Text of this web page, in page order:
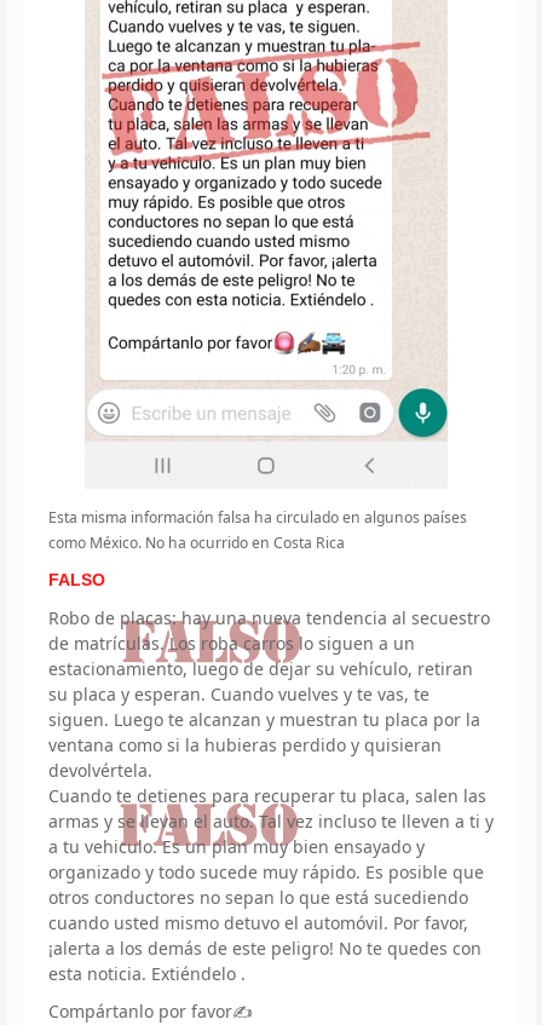
Esta misma información falsa ha circulado en algunos países
como México. No ha ocurrido en Costa Rica
FALSO
Robo de placas: hay una nueva tendencia al secuestro
de matrículas. Los roba carros lo siguen a un
estacionamiento, luego de dejar su vehículo, retiran
su placa y esperan. Cuando vuelves y te vas, te
siguen. Luego te alcanzan y muestran tu placa por la
ventana como si la hubieras perdido y quisieran
devolvértela.
Cuando te detienes para recuperar tu placa, salen las
armas y se llevan el auto. Tal vez incluso te lleven a ti y
a tu vehiculo. Es un plan muy bien ensayado y
organizado y todo sucede muy rápido. Es posible que
otros conductores no sepan lo que está sucediendo
cuando usted mismo detuvo el automóvil. Por favor,
¡alerta a los demás de este peligro! No te quedes con
esta noticia. Extiéndelo .
Compártanlo por favor✍